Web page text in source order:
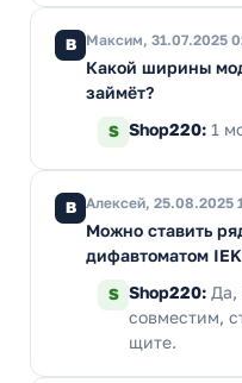
В Максим, 31.07.2025
Какой ширины
займёт?
S Shop220: 1
В Алексей, 25.08.2025
Можно ставить
дифавтоматом
S Shop220: Да,
совместим,
щите.